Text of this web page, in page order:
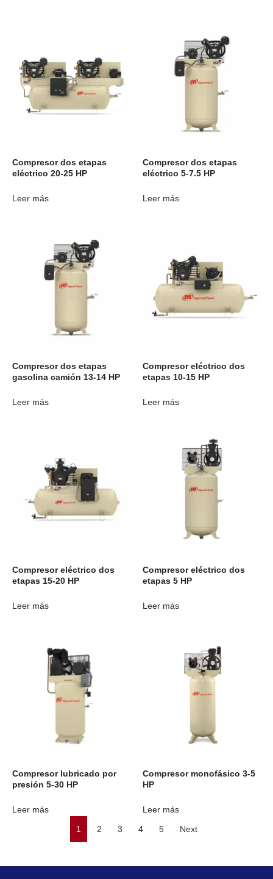
Compresor dos etapas
eléctrico 20-25 HP
Leer más
Compresor dos etapas
eléctrico 5-7.5 HP
Leer más
Compresor dos etapas
gasolina camión 13-14 HP
Leer más
Compresor eléctrico dos
etapas 10-15 HP
Leer más
Compresor eléctrico dos
etapas 15-20 HP
Leer más
Compresor eléctrico dos
etapas 5 HP
Leer más
Compresor lubricado por
presión 5-30 HP
Leer más
Compresor monofásico 3-5
HP
Leer más
1
2 3 4 5 Next